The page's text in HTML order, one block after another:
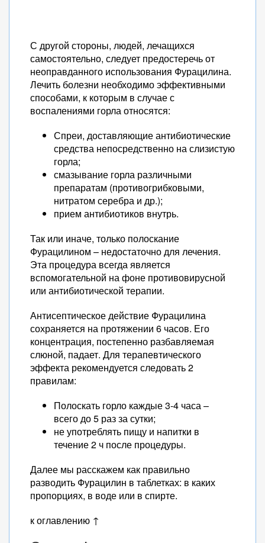
С другой стороны, людей, лечащихся
самостоятельно, следует предостеречь от
неоправданного использования Фурацилина.
Лечить болезни необходимо эффективными
способами, к которым в случае с
воспалениями горла относятся:
Спреи, доставляющие антибиотические
средства непосредственно на слизистую
горла;
смазывание горла различными
препаратам (противогрибковыми,
нитратом серебра и др.);
прием антибиотиков внутрь.
Так или иначе, только полоскание
Фурацилином – недостаточно для лечения.
Эта процедура всегда является
вспомогательной на фоне противовирусной
или антибиотической терапии.
Антисептическое действие Фурацилина
сохраняется на протяжении 6 часов. Его
концентрация, постепенно разбавляемая
слюной, падает. Для терапевтического
эффекта рекомендуется следовать 2
правилам:
Полоскать горло каждые 3-4 часа –
всего до 5 раз за сутки;
не употреблять пищу и напитки в
течение 2 ч после процедуры.
Далее мы расскажем как правильно
разводить Фурацилин в таблетках: в каких
пропорциях, в воде или в спирте.
к оглавлению ↑